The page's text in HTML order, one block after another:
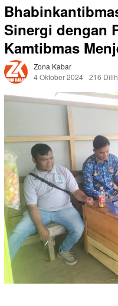
Sinergi dengan
Kamtibmas
Zona Kabar
4 Oktober 2024 216